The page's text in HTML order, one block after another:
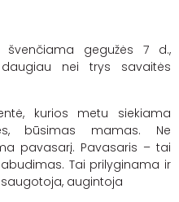
gegužės 7 d.,
nei trys savaitės
kurios metu siekiama
būsimas mamas. Ne
pavasarį. Pavasaris – tai
Tai prilyginama ir
augintoja